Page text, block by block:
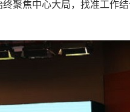
聚焦中心大局，找准工作